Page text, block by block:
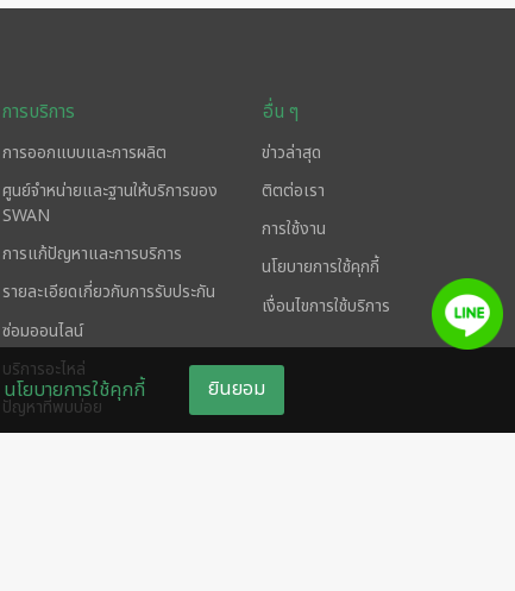
การบริการ
การออกแบบและการผลิต
ศูนย์จำหน่ายและฐานให้บริการของ
SWAN
การแก้ปัญหาและการบริการ
รายละเอียดเกี่ยวกับการรับประกัน
ซ่อมออนไลน์
บริการอะไหล่
ปัญหาที่พบบ่อย
อื่น ๆ
ข่าวล่าสุด
ติตต่อเรา
การใช้งาน
นโยบายการใช้คุกกี้
เงื่อนไขการใช้บริการ
นโยบายการใช้คุกกี้ ยินยอม